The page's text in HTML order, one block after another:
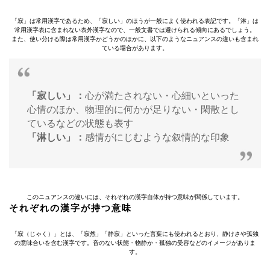
「寂」は常用漢字であるため、「寂しい」のほうが一般によく使われる表記です。「淋」は
常用漢字表に含まれない表外漢字なので、一般文書では避けられる傾向にあるでしょう。
また、使い分ける際は常用漢字かどうかのほかに、以下のようなニュアンスの違いも含まれ
ている場合があります。
「寂しい」： 心が満たされない・心細いといった
心情のほか、物理的に何かが足りない・閑散とし
ているなどの状態も表す
「淋しい」： 感情がにじむような叙情的な印象
このニュアンスの違いには、それぞれの漢字自体が持つ意味が関係しています。
それぞれの漢字が持つ意味
「寂（じゃく）」とは、「寂然」「静寂」といった言葉にも使われるとおり、静けさや孤独
の意味合いを含む漢字です。音のない状態・物静か・孤独の受容などのイメージがありま
す。